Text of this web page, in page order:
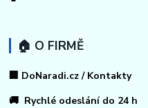
🏠 O FIRMĚ
🏢 DoNaradi.cz / Kontakty
🚚 Rychlé odeslání do 24 h